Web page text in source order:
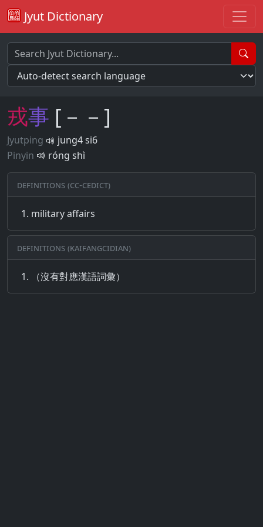
Jyut Dictionary
戎事 [－－]
Jyutping
jung4 si6
Pinyin
róng shì
Definitions (CC-CEDICT)
military affairs
Definitions (Kaifangcidian)
（沒有對應漢語詞彙）